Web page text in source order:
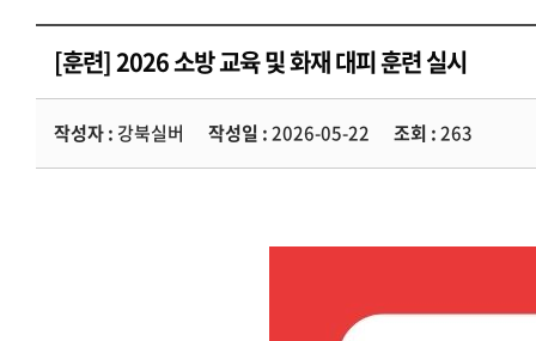
[훈련] 2026 소방 교육 및 화재 대피 훈련 실시
작성자 : 강북실버 작성일 :2026-05-22 조회 :263